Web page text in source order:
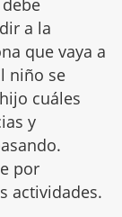
a la
que vaya a
niño se
cuáles
y
por
actividades.